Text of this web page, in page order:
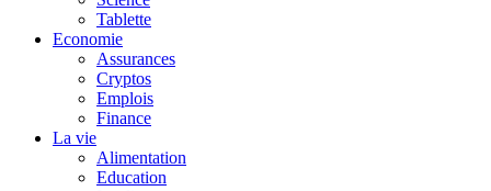
Tablette
Economie
Assurances
Cryptos
Emplois
Finance
La vie
Alimentation
Education